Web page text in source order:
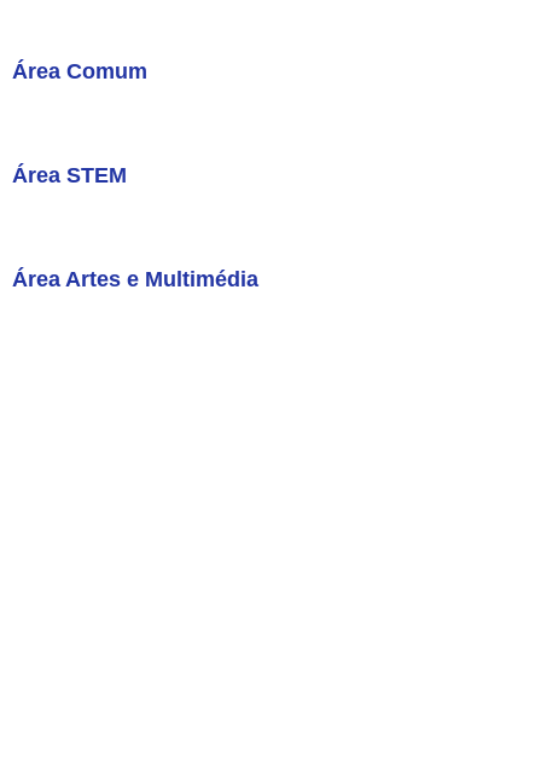
Área Comum
Área STEM
Área Artes e Multimédia